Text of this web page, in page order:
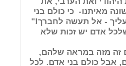
מאיתנו- כי כולם בני
- אל תעשה לחברך!"
אדם יש זכות שלא
זה מזה במראה שלהם,
אבל כולם בני אדם. לכל